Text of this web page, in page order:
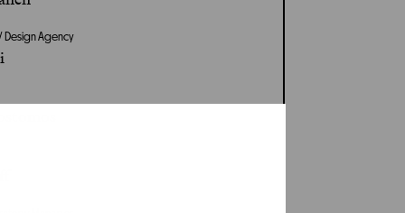
Design Agency